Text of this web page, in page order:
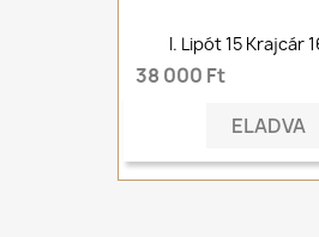
I. Lipót 15 Krajcár
38 000 Ft
ELADVA